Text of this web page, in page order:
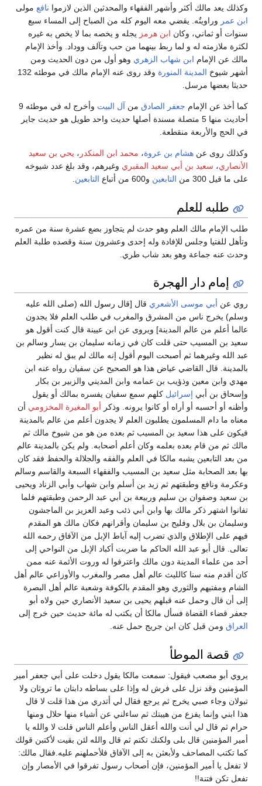
وكذلك يعد مالك أكثر وأشهر الفقهاء والمحدثين الذين لازموا نافع مولى
ابن عمر وراويتٌه. يقضي معه اليوم كله من الصباح إلى المساء سبع
سنوات أو ثماني، وكان ابن هرمز يجله و يخصه بما لا يخص به غيره
لكثرة ملازمته له و لما ربط بينهما من حب وتآلف ووداد. وأخذ الإمام
مالك عن الإمام ابن شهاب الزهري وهو أول من دون الحديث ومن
أشهر شيوخ المدينة المنورة
وقد روى عنه الإمام مالك في موطئه 132
حديثا بعضها مرسل.
كما أخذ عن الإمام جعفر الصادق من آل البيت
وأخرج له في موطئه 9
أحاديث منها 5 متصلة مسندة أصلها حديث واحد طويل هو حديث جاير
في الحج والأربعة منقطعة.
وكذلك روى عن هشام بن عروة، محمد ابن المنكدر ، يحي بن سعيد
الأنصاري، سعيد بن أبي سعيد المقبري وغيرهم، وقد بلغ عدد شيوخه
على ما قيل 300 من
التابعين و600 من أتباع التابعين.
طلبه للعلم
طلب الإمام مالك العلم وهو حدث لم يتجاوز بضع عشرة سنة من عمره
وتأهل للفتيا وجلس للإفادة وله إحدى وعشرون سنة وقصده طلبة العلم
وحدث عنه جماعة وهو بعد شاب طري.
إمام دار الهجرة
روي عن أبي موسى الأشعري قال [قال رسول الله (صلى الله عليه
وسلم) يخرج ناس من المشرق والمغرب في طلب العلم فلا يجدون
عالما أعلم من عالم المدينة] ويروى عن ابن عيينة قال كنت أقول هو
سعيد بن المسيب حتى قلت كان في زمانه سليمان بن يسار وسالم بن
عبد الله وغيرهما ثم أصبحت اليوم أقول إنه مالك لم يبق له نظير
بالمدينة. قال القاضي عياض هذا هو الصحيح عن سفيان رواه عنه ابن
مهدي وابن معين وذؤيب بن عمامه وابن المديني والزبير بن بكار
وإسحاق بن أبي إسرائيل كلهم سمع سفيان يفسره بمالك أو يقول
وأظنه أو أحسبه أو أراه أو كانوا يرونه. وذكر أبو المغيرة المخزومي أن
معناه ما دام المسلمون يطلبون العلم لا يجدون أعلم من عالم بالمدينة
فيكون على هذا سعيد بن المسيب ثم بعده من هو من شيوخ مالك ثم
مالك ثم من قام بعده بعلمه وكان أعلم أصحابه. ولم يكن بالمدينة عالم
من بعد التابعين يشبه مالكا في العلم والفقه والجلالة والحفظ فقد كان
بها بعد الصحابة مثل سعيد بن المسيب والفقهاء السبعة والقاسم وسالم
وعكرمة ونافع وطبقتهم ثم زيد بن أسلم وابن شهاب وأبي الزناد ويحيى
بن سعيد وصفوان بن سليم وربيعة بن أبي عبد الرحمن وطبقتهم فلما
تفانوا اشتهر ذكر مالك بها وابن أبي ذئب وعبد العزيز بن الماجشون
وسليمان بن بلال وفليح بن سليمان وأقرانهم فكان مالك هو المقدم
فيهم على الإطلاق والذي تضرب إليه آباط الإبل من الآفاق رحمه الله
تعالى. قال أبو عبد الله الحاكم ما ضربت أكباد الإبل من النواحي إلى
أحد من علماء المدينة دون مالك واعترفوا له وروت الأئمة عنه ممن
كان أقدم منه سنا كالليث عالم أهل مصر والمغرب والأوزاعي عالم أهل
الشام ومفتيهم والثوري وهو المقدم بالكوفة وشعبة عالم أهل البصرة
إلى أن قال وحمل عنه قبلهم يحيى بن سعيد الأنصاري حين ولاه أبو
جعفر قضاء القضاة فسأل مالكا أن يكتب له مائة حديث حين خرج إلى
العراق ومن قبل كان ابن جريج حمل عنه.
قصة الموطأ
يروي أبو مصعب فيقول: سمعت مالكا يقول دخلت على أبي جعفر أمير
المؤمنين وقد نزل على فرش له وإذا على بساطه دابتان ما تروثان ولا
تبولان وجاء صبي يخرج ثم يرجع فقال لي أتدري من هذا قلت لا قال
هذا ابني وإنما يفزع من هيبتك ثم ساءلني عن أشياء منها حلال ومنها
حرام ثم قال لي أنت والله أعقل الناس وأعلم الناس قلت لا والله يا
أمير المؤمنين قال بلى ولكنك تكتم ثم قال والله لئن بقيت لأكتبن قولك
كما تكتب المصاحف ولأبعثن به إلى الآفاق فلأحملهنم عليه.فقال مالك:
لا تفعل يا أمير المؤمنين، فإن أصحاب رسول تفرقوا في الأمصار وإن
تفعل تكن فتنة!!